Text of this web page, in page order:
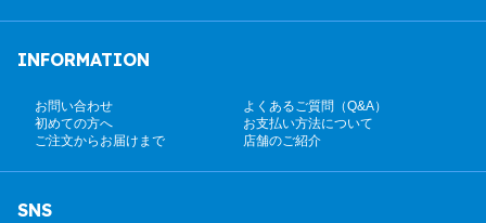
INFORMATION
お問い合わせ
よくあるご質問（Q&A）
初めての方へ
お支払い方法について
ご注文からお届けまで
店舗のご紹介
SNS